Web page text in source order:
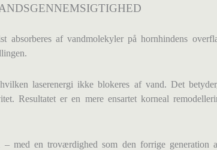
absorberes af vandmolekyler på hornhindens
laserenergi ikke blokeres af vand. Det
Resultatet er en mere ensartet korneal
med en troværdighed som den forrige generation